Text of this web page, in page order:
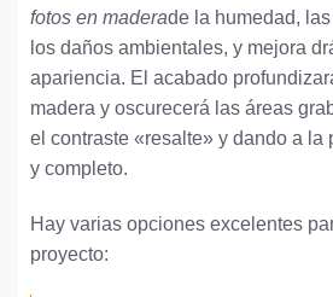
fotos en maderade la humedad,
los daños ambientales, y mejora
apariencia. El acabado
madera y oscurecerá las áreas
el contraste «resalte» y dando a la
y completo.
Hay varias opciones excelentes
proyecto: